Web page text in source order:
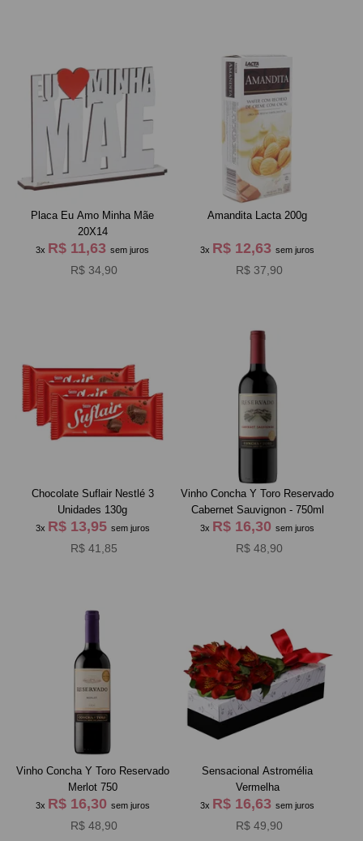
Placa Eu Amo Minha Mãe
20X14
3x R$ 11,63sem juros
R$ 34,90
Amandita Lacta 200g
3x R$ 12,63sem juros
R$ 37,90
Chocolate Suflair Nestlé 3
Unidades 130g
3x R$ 13,95 sem juros
R$ 41,85
Vinho Concha Y Toro Reservado
Cabernet Sauvignon - 750ml
3x R$ 16,30sem juros
R$ 48,90
Vinho Concha Y Toro Reservado
Merlot 750
3x R$ 16,30 sem juros
R$ 48,90
Sensacional Astromélia
Vermelha
3x R$ 16,63sem juros
R$ 49,90